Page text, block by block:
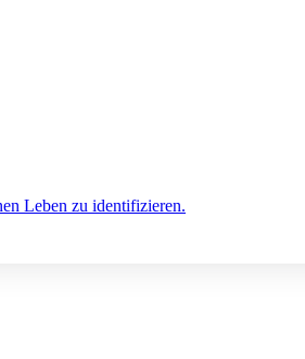
Leben zu identifizieren.